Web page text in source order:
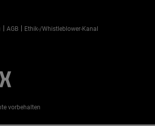
AGB
Ethik-/Whistleblower-Kanal
vorbehalten